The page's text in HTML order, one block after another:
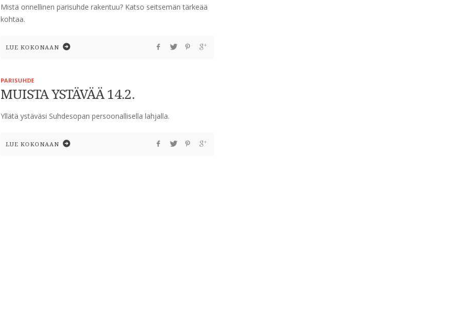
Mistä onnellinen parisuhde rakentuu? Katso seitsemän tärkeää
kohtaa.
LUE KOKONAAN
PARISUHDE
MUISTA YSTÄVÄÄ 14.2.
Yllätä ystäväsi Suhdesopan persoonallisella lahjalla.
LUE KOKONAAN